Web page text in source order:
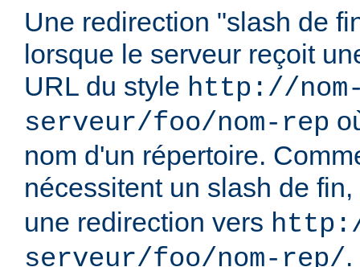
Une redirection "slash de
lorsque le serveur reçoit
URL du style http://
serveur/foo/nom-rep
nom d'un répertoire.
nécessitent un slash de fin,
une redirection vers
serveur/foo/nom-rep/.